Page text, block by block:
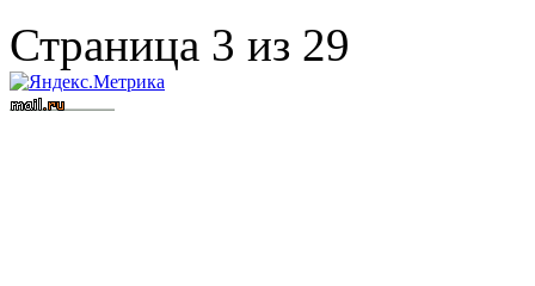
Страница 3 из 29